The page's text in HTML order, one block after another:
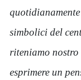
simbolici del
riteniamo nostro
esprimere un